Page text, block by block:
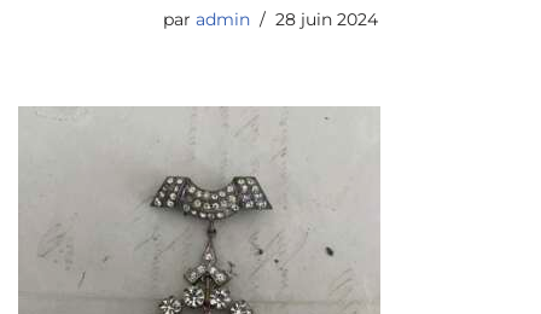
par admin 28 juin 2024